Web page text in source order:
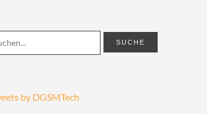
by DGSMTech